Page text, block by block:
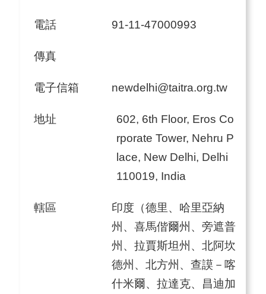
電話 91-11-47000993
傳真
電子信箱 newdelhi@taitra.org.tw
地址
602, 6th Floor, Eros Co
rporate Tower, Nehru P
lace, New Delhi, Delhi
110019, India
轄區
印度（德里、哈里亞納
州、喜馬偕爾州、旁遮普
州、拉賈斯坦州、北阿坎
德州、北方州、查謨－喀
什米爾、拉達克、昌迪加